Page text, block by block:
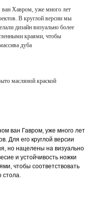
Хавром, уже много лет
В круглой версии мы
дизайн визуально более
краями, чтобы
дуба
масляной краской
ван Гавром, уже много лет
Для его круглой версии
но нацелены на визуально
и устойчивость ножки
чтобы соответствовать
стола.